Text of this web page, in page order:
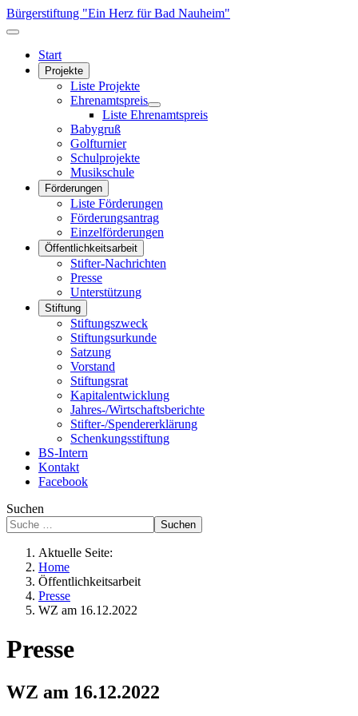
Bürgerstiftung "Ein Herz für Bad Nauheim"
Start
Projekte
Liste Projekte
Ehrenamtspreis
Liste Ehrenamtspreis
Babygruß
Golfturnier
Schulprojekte
Musikschule
Förderungen
Liste Förderungen
Förderungsantrag
Einzelförderungen
Öffentlichkeitsarbeit
Stifter-Nachrichten
Presse
Unterstützung
Stiftung
Stiftungszweck
Stiftungsurkunde
Satzung
Vorstand
Stiftungsrat
Kapitalentwicklung
Jahres-/Wirtschaftsberichte
Stifter-/Spendererklärung
Schenkungsstiftung
BS-Intern
Kontakt
Facebook
Suchen
Suchen
Aktuelle Seite:
Home
Öffentlichkeitsarbeit
Presse
WZ am 16.12.2022
Presse
WZ am 16.12.2022